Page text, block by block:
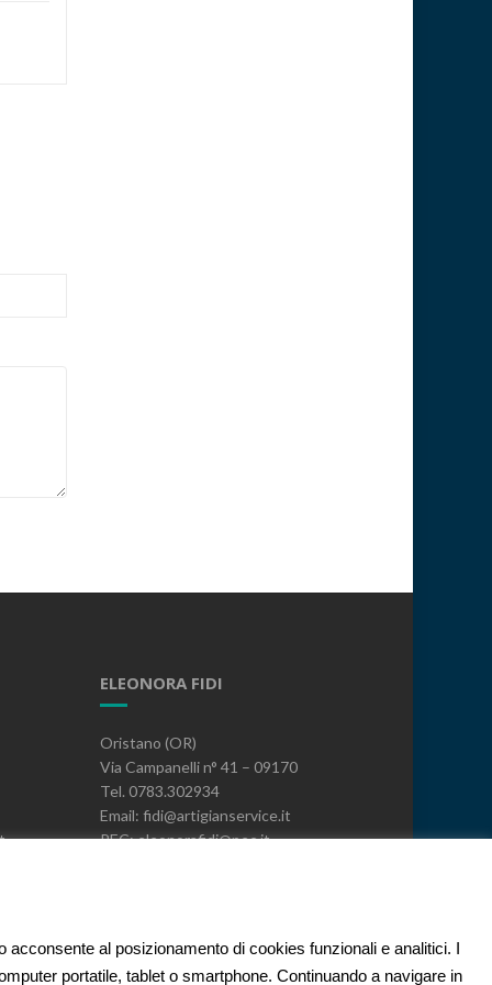
ELEONORA FIDI
Oristano (OR)
Via Campanelli n° 41 – 09170
Tel. 0783.302934
Email: fidi@artigianservice.it
PEC: eleonorafidi@pec.it
al posizionamento di cookies funzionali e analitici. I
portatile, tablet o smartphone. Continuando a navigare in